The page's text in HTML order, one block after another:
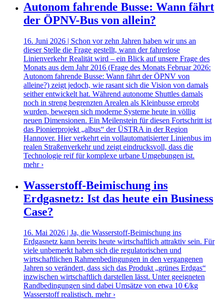
Autonom fahrende Busse: Wann fährt
der ÖPNV-Bus von allein?
16. Juni 2026 | Schon vor zehn Jahren haben wir uns an
dieser Stelle die Frage gestellt, wann der fahrerlose
Linienverkehr Realität wird – ein Blick auf unsere Frage des
Monats aus dem Jahr 2016 (Frage des Monats Februar 2026:
Autonom fahrende Busse: Wann fährt der ÖPNV von
alleine?) zeigt jedoch, wie rasant sich die Vision von damals
seither entwickelt hat. Während autonome Shuttles damals
noch in streng begrenzten Arealen als Kleinbusse erprobt
wurden, bewegen sich moderne Systeme heute in völlig
neuen Dimensionen. Ein Meilenstein für diesen Fortschritt ist
das Pionierprojekt „albus“ der ÜSTRA in der Region
Hannover. Hier verkehrt ein vollautomatisierter Linienbus im
realen Straßenverkehr und zeigt eindrucksvoll, dass die
Technologie reif für komplexe urbane Umgebungen ist.
mehr ›
Wasserstoff-Beimischung ins
Erdgasnetz: Ist das heute ein Business
Case?
16. Mai 2026 | Ja, die Wasserstoff-Beimischung ins
Erdgasnetz kann bereits heute wirtschaftlich attraktiv sein. Für
viele unbemerkt haben sich die regulatorischen und
wirtschaftlichen Rahmenbedingungen in den vergangenen
Jahren so verändert, dass sich das Produkt „grünes Erdgas“
inzwischen wirtschaftlich darstellen lässt. Unter geeigneten
Randbedingungen sind dabei Umsätze von etwa 10 €/kg
Wasserstoff realistisch. mehr ›